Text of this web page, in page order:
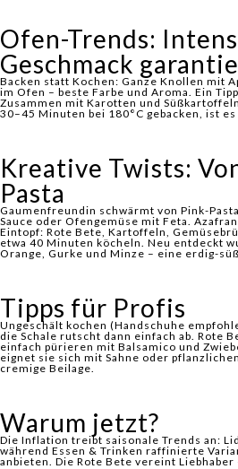
Ofen-Trends:
Geschmack
Backen statt Kochen: Ganze Knollen mit
im Ofen – beste Farbe und Aroma. Ein
Zusammen mit Karotten und
30–45 Minuten bei 180°C gebacken, ist
Kreative Twists:
Pasta
Gaumenfreundin schwärmt von Pink-Pasta
Sauce oder Ofengemüse mit Feta.
Eintopf: Rote Bete, Kartoffeln,
etwa 40 Minuten köcheln. Neu entdeckt
Orange, Gurke und Minze – eine erdig-
Tipps für Profis
Ungeschält kochen (Handschuhe
die Schale rutscht dann einfach ab. Rote
einfach pürieren mit Balsamico und
eignet sie sich mit Sahne oder
cremige Beilage.
Warum jetzt?
Die Inflation treibt saisonale Trends an:
während Essen & Trinken raffinierte
anbieten. Die Rote Bete vereint Liebhaber